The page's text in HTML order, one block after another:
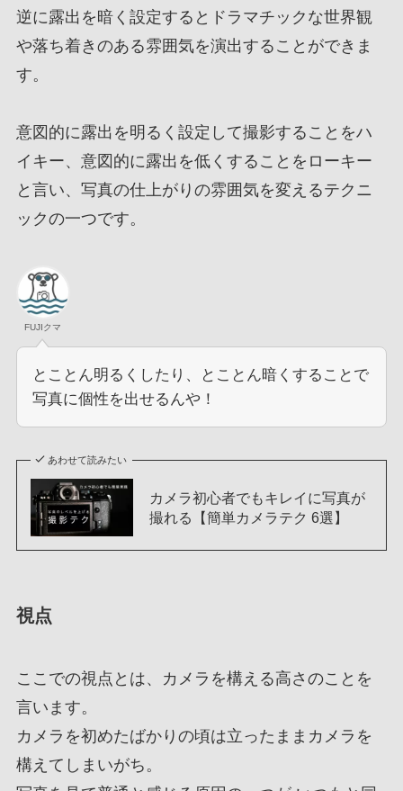
逆に露出を暗く設定するとドラマチックな世界観
や落ち着きのある雰囲気を演出することができま
す。
意図的に露出を明るく設定して撮影することをハ
イキー、意図的に露出を低くすることをローキー
と言い、写真の仕上がりの雰囲気を変えるテクニ
ックの一つです。
FUJIクマ
とことん明るくしたり、とことん暗くすることで
写真に個性を出せるんや！
あわせて読みたい
カメラ初心者でもキレイに写真が
撮れる【簡単カメラテク 6選】
視点
ここでの視点とは、カメラを構える高さのことを
言います。
カメラを初めたばかりの頃は立ったままカメラを
構えてしまいがち。